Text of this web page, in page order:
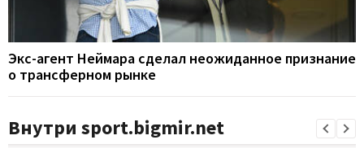
Экс-агент Неймара сделал неожиданное признание
о трансферном рынке
Внутри sport.bigmir.net